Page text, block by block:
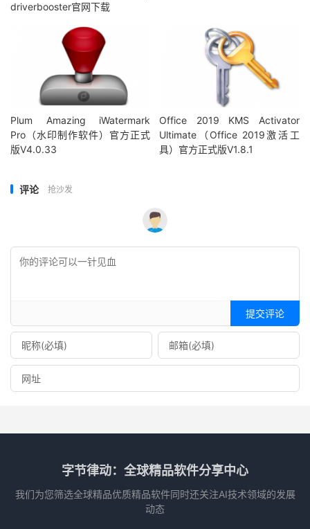
driverbooster官网下载
Plum Amazing iWatermark
Pro（水印制作软件）官方正式
版V4.0.33
Office 2019 KMS Activator
Ultimate（Office 2019激活工
具）官方正式版V1.8.1
评论 抢沙发
提交评论
字节律动：全球精品软件分享中心
我们为您筛选全球精品优质精品软件同时还关注AI技术领域的发展
动态